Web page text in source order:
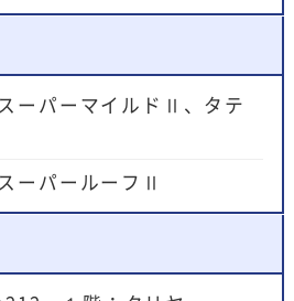
ーパーマイルドⅡ、タテ
ーパールーフⅡ